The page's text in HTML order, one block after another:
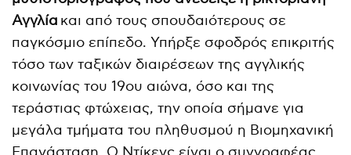
Αγγλία και από τους σπουδαιότερους σε
παγκόσμιο επίπεδο. Υπήρξε σφοδρός επικριτής
τόσο των ταξικών διαιρέσεων της αγγλικής
κοινωνίας του 19ου αιώνα, όσο και της
τεράστιας φτώχειας, την οποία σήμανε για
μεγάλα τμήματα του πληθυσμού η Βιομηχανική